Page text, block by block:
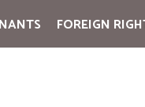
FOREIGN